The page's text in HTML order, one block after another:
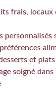
frais,
personnalisés
et
soigné